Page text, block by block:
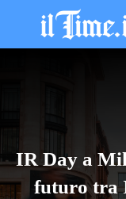
contenuto
IR Day a
futuro tra